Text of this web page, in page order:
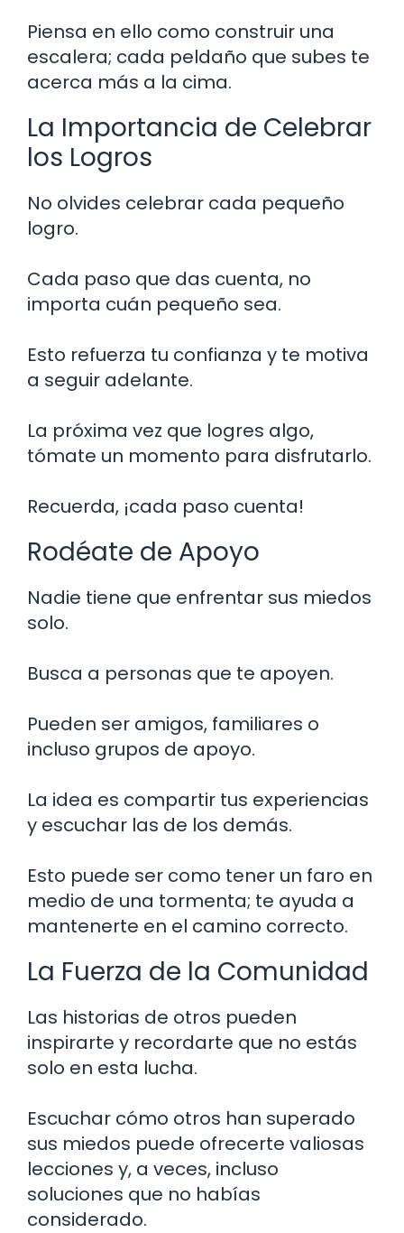
Piensa en ello como construir una
escalera; cada peldaño que subes te
acerca más a la cima.
La Importancia de Celebrar
los Logros
No olvides celebrar cada pequeño
logro.
Cada paso que das cuenta, no
importa cuán pequeño sea.
Esto refuerza tu confianza y te motiva
a seguir adelante.
La próxima vez que logres algo,
tómate un momento para disfrutarlo.
Recuerda, ¡cada paso cuenta!
Rodéate de Apoyo
Nadie tiene que enfrentar sus miedos
solo.
Busca a personas que te apoyen.
Pueden ser amigos, familiares o
incluso grupos de apoyo.
La idea es compartir tus experiencias
y escuchar las de los demás.
Esto puede ser como tener un faro en
medio de una tormenta; te ayuda a
mantenerte en el camino correcto.
La Fuerza de la Comunidad
Las historias de otros pueden
inspirarte y recordarte que no estás
solo en esta lucha.
Escuchar cómo otros han superado
sus miedos puede ofrecerte valiosas
lecciones y, a veces, incluso
soluciones que no habías
considerado.